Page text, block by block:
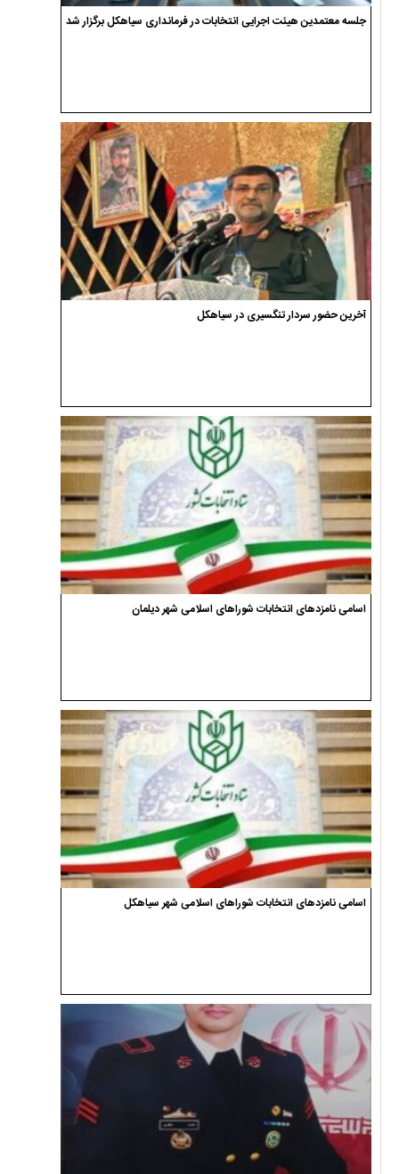
جلسه معتمدین هیئت اجرایی انتخابات در فرمانداری سیاهکل برگزار شد
آخرین حضور سردار تنگسیری در سیاهکل
اسامی نامزدهای انتخابات شوراهای اسلامی شهر دیلمان
اسامی نامزدهای انتخابات شوراهای اسلامی شهر سیاهکل